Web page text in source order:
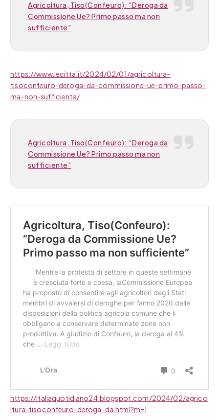
Agricoltura, Tiso(Confeuro): “Deroga da
Commissione Ue? Primo passo ma non
sufficiente”
https://www.lecitta.it/2024/02/01/agricoltura-
tisoconfeuro-deroga-da-commissione-ue-primo-passo-
ma-non-sufficiente/
Agricoltura, Tiso(Confeuro): “Deroga da
Commissione Ue? Primo passo ma non
sufficiente”
https://italiaquotidiano24.blogspot.com/2024/02/agrico
ltura-tisoconfeuro-deroga-da.html?m=1